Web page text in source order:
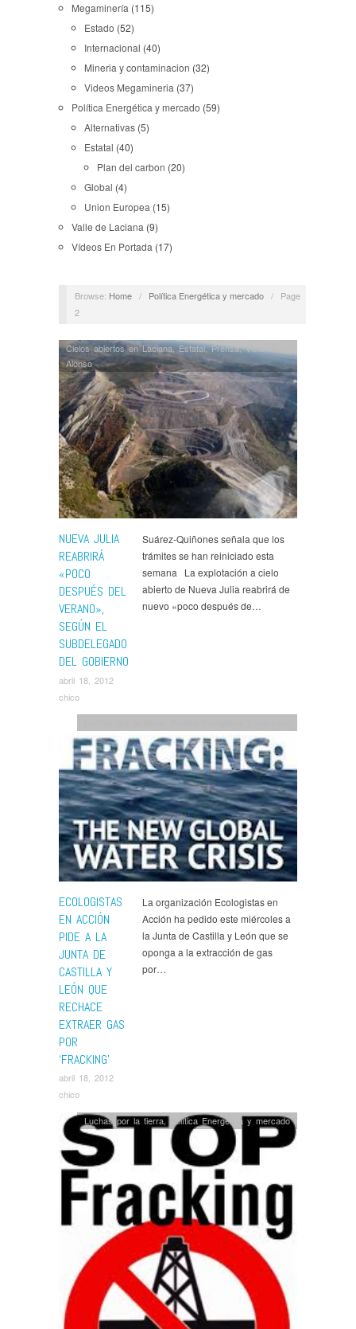
Megaminería (115)
Estado (52)
Internacional (40)
Mineria y contaminacion (32)
Videos Megamineria (37)
Política Energética y mercado (59)
Alternativas (5)
Estatal (40)
Plan del carbon (20)
Global (4)
Union Europea (15)
Valle de Laciana (9)
Vídeos En Portada (17)
Browse: Home / Política Energética y mercado /
Page
2
NUEVA JULIA
REABRIRÁ
«POCO
DESPUÉS DEL
VERANO»,
SEGÚN EL
SUBDELEGADO
DEL GOBIERNO
abril 18, 2012
chico
Cielos abiertos en Laciana,Estatal,Prensa,Victorino
Alonso
Suárez-Quiñones señala que los
trámites se han reiniciado esta
semana La explotación a cielo
abierto de Nueva Julia reabrirá de
nuevo «poco después de…
ECOLOGISTAS
EN ACCIÓN
PIDE A LA
JUNTA DE
CASTILLA Y
LEÓN QUE
RECHACE
EXTRAER GAS
POR
‘FRACKING’
abril 18, 2012
chico
La organización Ecologistas en
Acción ha pedido este miércoles a
la Junta de Castilla y León que se
oponga a la extracción de gas
por…
Luchas por la tierra, Política Energética y mercado